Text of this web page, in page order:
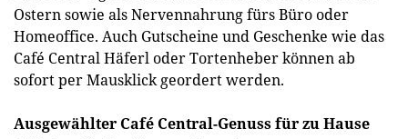
Ostern sowie als Nervennahrung fürs Büro oder
Homeoffice. Auch Gutscheine und Geschenke wie das
Café Central Häferl oder Tortenheber können ab
sofort per Mausklick geordert werden.
Ausgewählter Café Central-Genuss für zu Hause